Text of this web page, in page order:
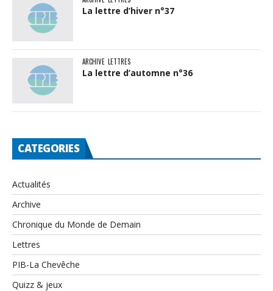
La lettre d’hiver n°37
ARCHIVE LETTRES
La lettre d’automne n°36
CATEGORIES
Actualités
Archive
Chronique du Monde de Demain
Lettres
PIB-La Chevêche
Quizz & jeux